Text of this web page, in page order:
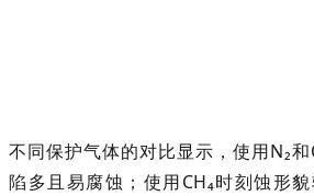
不同保护气体的对比显示，使用N₂
陷多且易腐蚀；使用CH₄时刻蚀形